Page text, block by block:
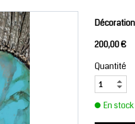
200,00 €
Quantité
En stock